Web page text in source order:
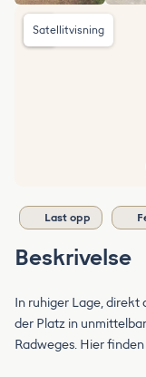
Satellitvisning
Last opp
Beskrivelse
In ruhiger Lage, direkt
der Platz in
Radweges. Hier